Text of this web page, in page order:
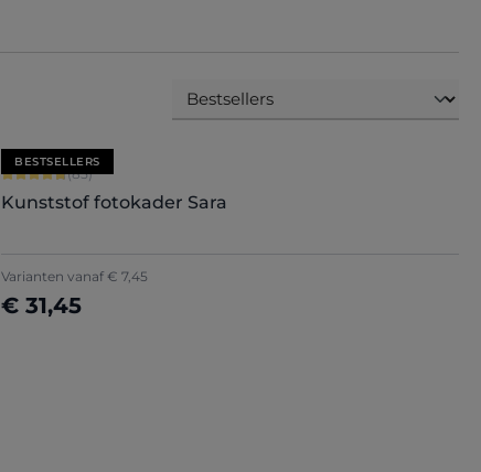
BESTSELLERS
Gemiddelde score van 4.71 op 5 sterren
(85)
Kunststof fotokader Sara
Varianten vanaf € 7,45
€ 31,45